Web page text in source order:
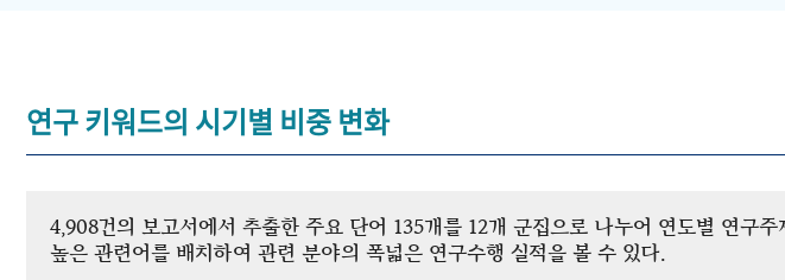
연구 키워드의 시기별 비중 변화
4,908건의 보고서에서 추출한 주요 단어 135개를 12개 군집으로 나누어 연도별 연구
높은 관련어를 배치하여 관련 분야의 폭넓은 연구수행 실적을 볼 수 있다.